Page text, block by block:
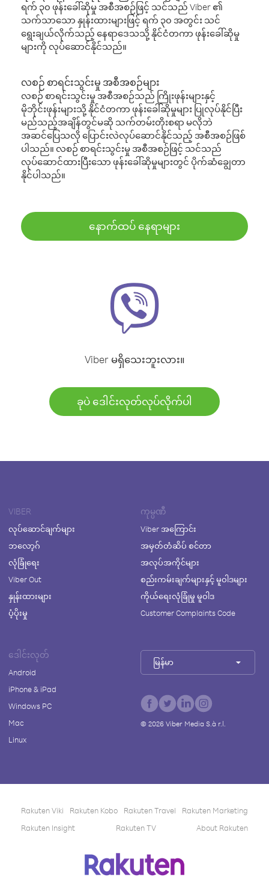
ရက် ၃၀ ဖုန်းခေါ်ဆိုမှု အစီအစဉ်ဖြင့် သင်သည် Viber ၏
သက်သာသော နှုန်းထားများဖြင့် ရက် ၃၀ အတွင်း သင်
ရွေးချယ်လိုက်သည့် နေရာဒေသသို့ နိုင်ငံတကာ ဖုန်းခေါ်ဆိုမှု
များကို လုပ်ဆောင်နိုင်သည်။
လစဉ် စာရင်းသွင်းမှု အစီအစဉ်များ
လစဉ် စာရင်းသွင်းမှု အစီအစဉ်သည် ကြိုးဖုန်းများနှင့်
မိုဘိုင်းဖုန်းများသို့ နိုင်ငံတကာ ဖုန်းခေါ်ဆိုမှုများ ပြုလုပ်နိုင်ပြီး
မည်သည့်အချိန်တွင်မဆို သက်တမ်းတိုးစရာ မလိုဘဲ
အဆင်ပြေသလို ပြောင်းလဲလုပ်ဆောင်နိုင်သည့် အစီအစဉ်ဖြစ်
ပါသည်။ လစဉ် စာရင်းသွင်းမှု အစီအစဉ်ဖြင့် သင်သည်
လုပ်ဆောင်ထားပြီးသော ဖုန်းခေါ်ဆိုမှုများတွင် ပိုက်ဆံချွေတာ
နိုင်ပါသည်။
နောက်ထပ် နေရာများ
Viber မရှိသေးဘူးလား။
ခုပဲ ဒေါင်းလုတ်လုပ်လိုက်ပါ
VIBER
လုပ်ဆောင်ချက်များ
ဘလော့ဂ်
လုံခြုံရေး
Viber Out
နှုန်းထားများ
ပံ့ပိုးမှု
ကုမ္ပဏီ
Viber အကြောင်း
အမှတ်တံဆိပ် စင်တာ
အလုပ်အကိုင်များ
စည်းကမ်းချက်များနှင့် မူဝါဒများ
ကိုယ်ရေးလုံခြုံမှု မူဝါဒ
Customer Complaints Code
ဒေါင်းလုတ်
Android
iPhone & iPad
Windows PC
Mac
Linux
မြန်မာ
© 2026Viber Media S.à r.l.
Rakuten Viki Rakuten Kobo Rakuten Travel
Rakuten Marketing
Rakuten Insight
Rakuten TV About Rakuten